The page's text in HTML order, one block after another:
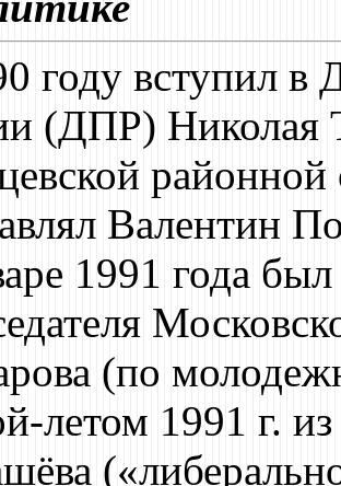
году вступил в
(ДПР) Николая
Валентин
1991 года
(по
летом 1991 г.